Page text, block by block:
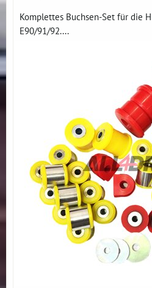
Komplettes Buchsen-Set für die
E90/91/92....